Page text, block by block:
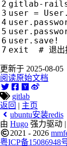
user =
user.save!
exit
# 退出
更新于 2025-08-05
阅读原始文档
gitlab
返回 | 主页
ubuntu安装redis
由 Hugo 强力驱动
2021 - 2026
粤ICP备15086948